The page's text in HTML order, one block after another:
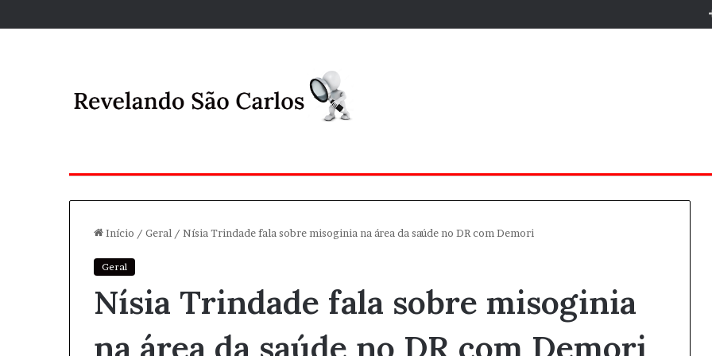
Início / Geral / Nísia Trindade fala sobre misoginia na área da saúde no DR com Demori
Geral
Nísia Trindade fala sobre misoginia
na área da saúde no DR com Demori